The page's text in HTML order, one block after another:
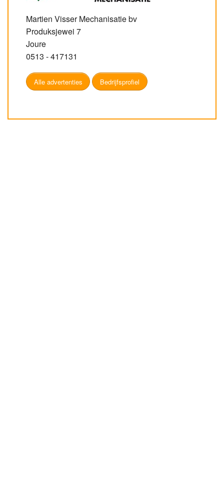
Martien Visser Mechanisatie bv
Produksjewei 7
Joure
0513 - 417131
Alle advertenties Bedrijfsprofiel